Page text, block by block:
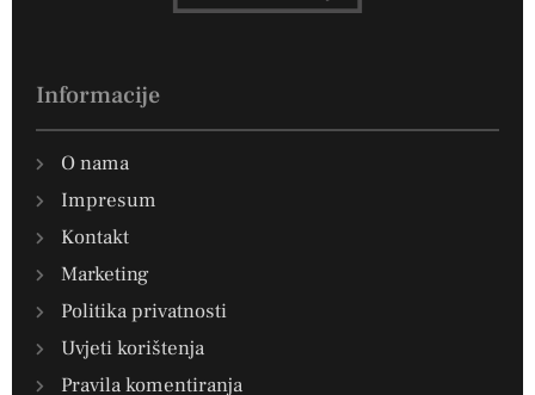
Informacije
O nama
Impresum
Kontakt
Marketing
Politika privatnosti
Uvjeti korištenja
Pravila komentiranja